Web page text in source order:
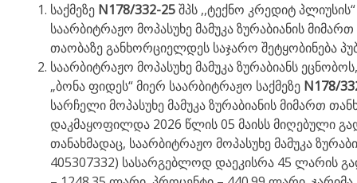
საქმეზე N178/332-25შპს ,,ტექნო კრედიტ
საარბიტრაჟო მოპასუხე მამუკა ზურაბიანის
თაობაზე განხორციელდეს საჯარო შეტყობინება
საარბიტრაჟო მოპასუხე მამუკა ზურაბიანს
„ბონა ფიდეს“ მიერ საარბიტრაჟო საქმეზე N178/
სარჩელი მოპასუხე მამუკა ზურაბიანის მიმართ
დაკმაყოფილდა 2026 წლის 05 მაისს მიღებული
თანახმადაც, საარბიტრაჟო მოპასუხე მამუკა
405307332) სასარგებლოდ დაეკისრა 45 ლარის